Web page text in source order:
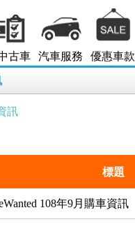
古車 汽車服務 優惠車款
訊
標題
108年9月購車資訊